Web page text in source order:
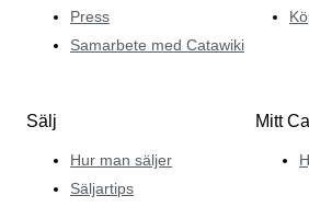
Press
Samarbete med Catawiki
Sälj
Hur man säljer
Säljartips
Mitt